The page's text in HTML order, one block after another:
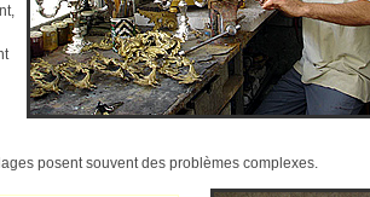
posent souvent des problèmes complexes.